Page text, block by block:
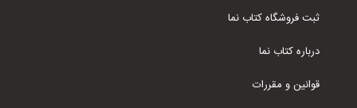
ثبت فروشگاه کتاب نما
درباره کتاب نما
قوانین و مقررات